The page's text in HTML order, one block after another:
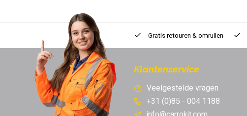
Gratis retouren & omruilen
Klantenservice
Veelgestelde vragen
+31 (0)85 - 004 1188